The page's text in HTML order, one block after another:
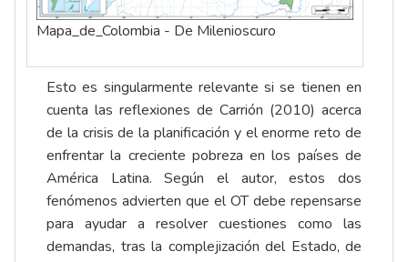
Mapa_de_Colombia - De Milenioscuro
Esto es singularmente relevante si se tienen en
cuenta las reflexiones de Carrión (2010) acerca
de la crisis de la planificación y el enorme reto de
enfrentar la creciente pobreza en los países de
América Latina. Según el autor, estos dos
fenómenos advierten que el OT debe repensarse
para ayudar a resolver cuestiones como las
demandas, tras la complejización del Estado, de